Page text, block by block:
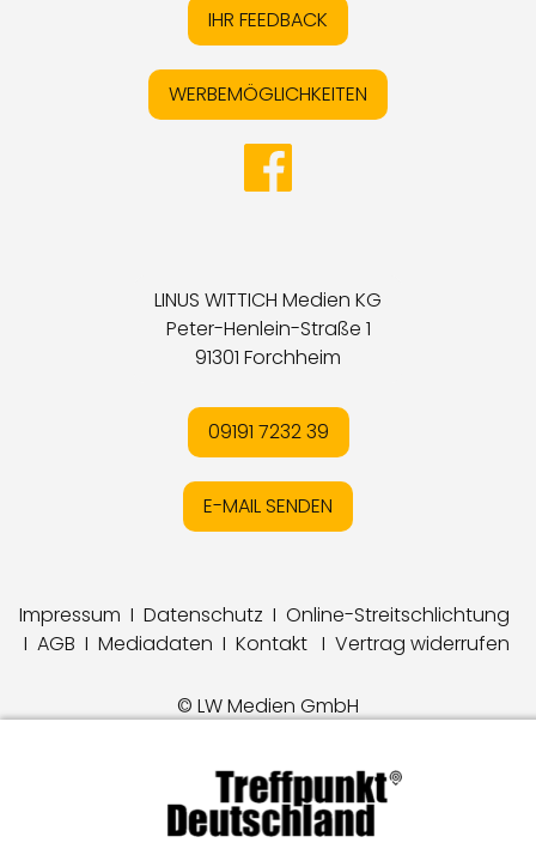
IHR FEEDBACK
WERBEMÖGLICHKEITEN
LINUS WITTICH Medien KG
Peter-Henlein-Straße 1
91301 Forchheim
09191 7232 39
E-MAIL SENDEN
Impressum I Datenschutz I Online-Streitschlichtung
I AGB I Mediadaten I Kontakt I Vertrag widerrufen
© LW Medien GmbH